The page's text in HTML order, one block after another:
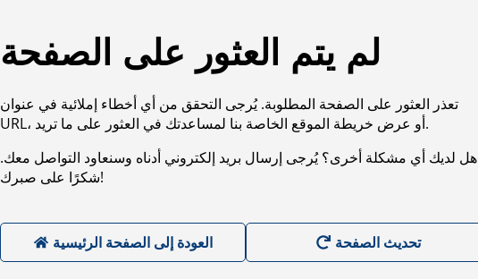
لم يتم العثور على الصفحة
تعذر العثور على الصفحة المطلوبة. يُرجى التحقق من أي أخطاء إملائية في عنوان
URL، أو عرض خريطة الموقع الخاصة بنا لمساعدتك في العثور على ما تريد.
هل لديك أي مشكلة أخرى؟ يُرجى إرسال بريد إلكتروني أدناه وسنعاود التواصل معك.
شكرًا على صبرك!
العودة إلى الصفحة الرئيسية